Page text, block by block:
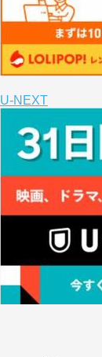
U-NEXT